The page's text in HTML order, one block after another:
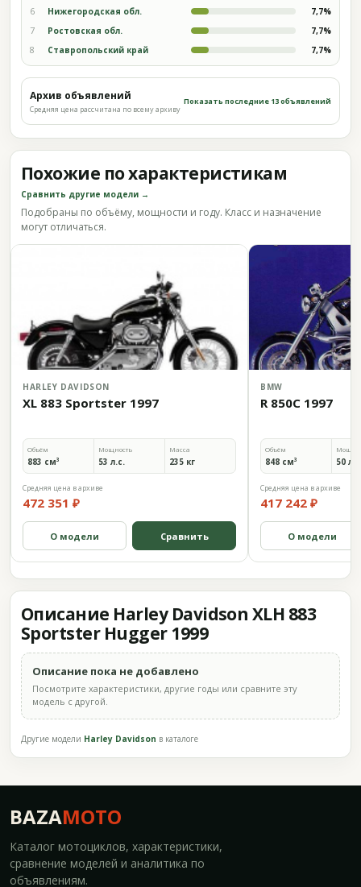
6 Нижегородская обл. 7,7%
7 Ростовская обл. 7,7%
8 Ставропольский край 7,7%
Архив объявлений
Средняя цена рассчитана по всему архиву
Показать последние 13 объявлений
Похожие по характеристикам
Сравнить другие модели →
Подобраны по объёму, мощности и году. Класс и назначение
могут отличаться.
HARLEY DAVIDSON
XL 883 Sportster 1997
Объём
883 см³
Мощность
53 л.с.
Масса
235 кг
Средняя цена в архиве
472 351 ₽
О модели Сравнить
BMW
R 850C 1997
Объём
848 см³ 50
Средняя цена в архиве
417 242 ₽
О модели
Описание Harley Davidson XLH 883
Sportster Hugger 1999
Описание пока не добавлено
Посмотрите характеристики, другие годы или сравните эту
модель с другой.
Другие модели Harley Davidson в каталоге
BAZAMOTO
Каталог мотоциклов, характеристики,
сравнение моделей и аналитика по
объявлениям.